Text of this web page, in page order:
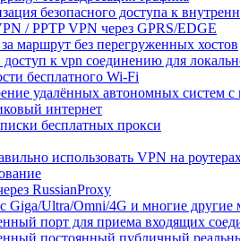
безопасного доступа к
/ PPTP VPN через GPRS/EDGE
маршрут без перегруженных хостов
к vpn соединению для
бесплатного Wi-Fi
удалённых автономных систем с
интернет
бесплатных прокси
использовать VPN на
RussianProxy
Giga/Ultra/Omni/4G и многие
порт для приема входящих
постоянный публичный